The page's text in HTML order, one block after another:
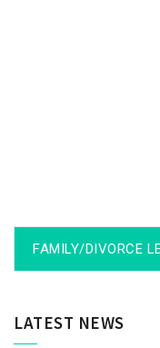
FAMILY/DIVORCE
LATEST NEWS